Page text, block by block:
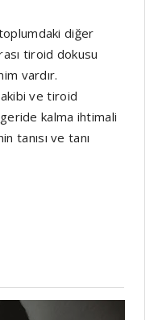
diğer
tiroid dokusu
vardır.
ve tiroid
kalma ihtimali
tanısı ve tanı